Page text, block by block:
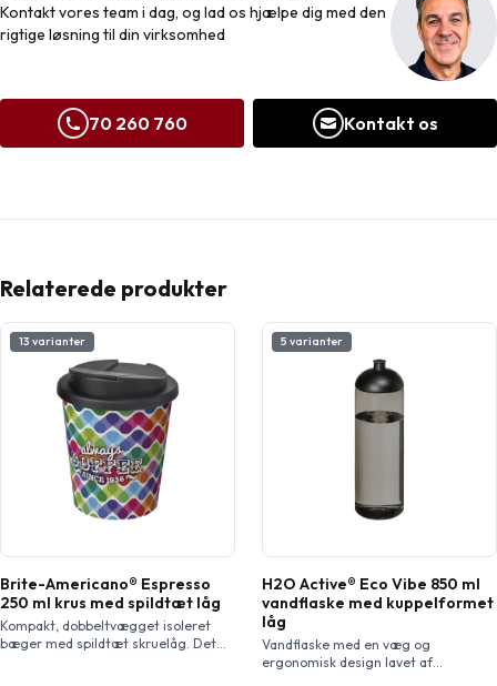
Kontakt vores team i dag, og lad os hjælpe dig med den
rigtige løsning til din virksomhed
70 260 760 Kontakt os
Relaterede produkter
13 varianter
Brite-Americano® Espresso
250 ml krus med spildtæt låg
Kompakt, dobbeltvægget isoleret
bæger med spildtæt skruelåg. Det
5 varianter
H2O Active® Eco Vibe 850 ml
vandflaske med kuppelformet
låg
Vandflaske med en væg og
ergonomisk design lavet af